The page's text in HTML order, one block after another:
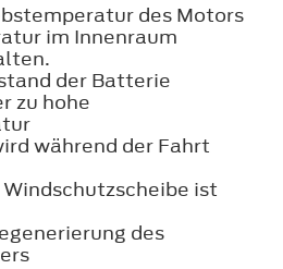
des Motors
im Innenraum
der Batterie
zu hohe
während der Fahrt
ist
des